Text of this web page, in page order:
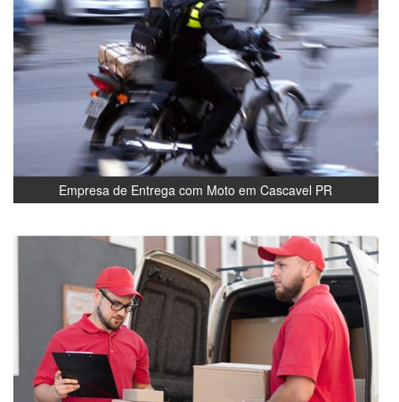
Empresa de Entrega com Moto em Cascavel PR